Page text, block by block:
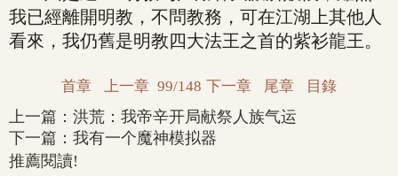
我已經離開明教，不問教務，可在江湖上其他人
看來，我仍舊是明教四大法王之首的紫衫龍王。
首章 上一章 99/148 下一章 尾章 目錄
上一篇： 洪荒：我帝辛开局献祭人族气运
下一篇： 我有一个魔神模拟器
推薦閱讀!